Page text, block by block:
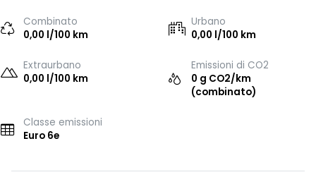
Combinato
0,00 l/100 km
Urbano
0,00 l/100 km
Extraurbano
0,00 l/100 km
Emissioni di CO2
0 g CO2/km
(combinato)
Classe emissioni
Euro 6e